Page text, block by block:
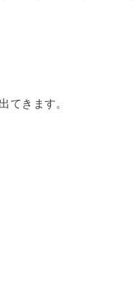
てきます。